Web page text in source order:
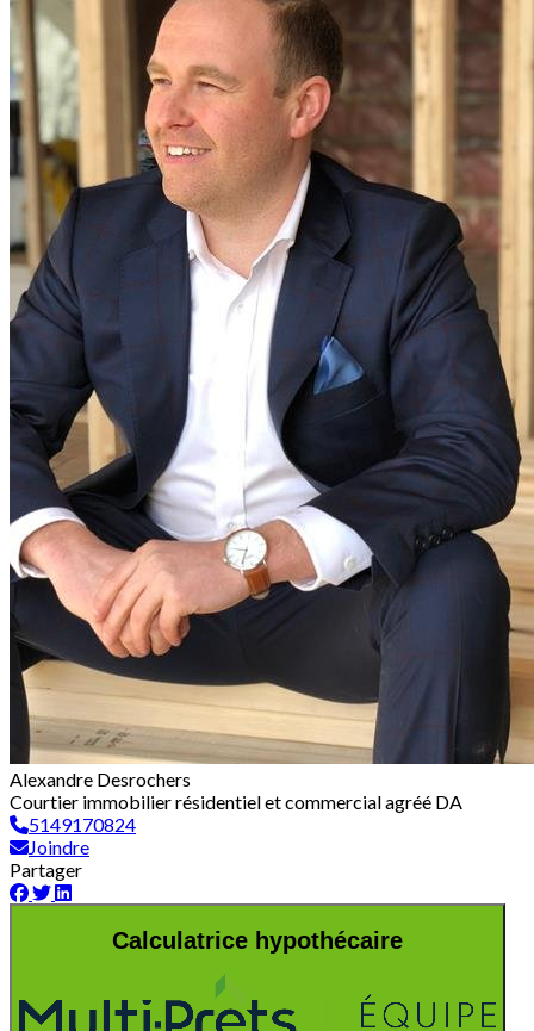
Alexandre Desrochers
Courtier immobilier résidentiel et commercial agréé DA
5149170824
Joindre
Partager
Calculatrice hypothécaire